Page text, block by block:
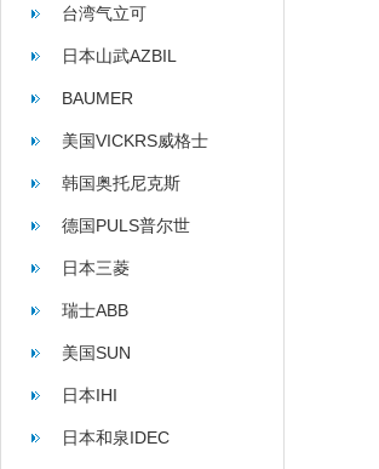
台湾气立可
日本山武AZBIL
BAUMER
美国VICKRS威格士
韩国奥托尼克斯
AUTONICS
德国PULS普尔世
日本三菱
瑞士ABB
美国SUN
日本IHI
日本和泉IDEC